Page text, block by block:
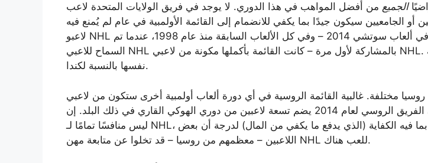
الجميع من أفضل المواهب في هذا الدوري. لا يوجد في فريق الولايات المتحدة لاعب
أو الجامعيين سيكون جيدًا بما يكفي للانضمام إلى القائمة الأولمبية في عام لم يُمنع فيه
لاعبو NHL من المشاركة. في ألعاب سوتشي 2014 – وفي كل الألعاب السابقة منذ عام 1998، عندما تم
السماح للاعبي NHL بالمشاركة لأول مرة – كانت القائمة بأكملها مكونة من لاعبي NHL. وكانت القصة
نفسها بالنسبة لكندا.
روسيا مختلفة. غالبية القائمة الروسية في أي دورة ألعاب أولمبية أخرى ستكون من لاعبي NHL، ولكن ليس
جميعهم. كان الفريق الروسي لعام 2014 يضم تسعة لاعبين من دوري الهوكي القاري في ذلك البلد. إن KHL
ليس منافسًا تمامًا لـ NHL، لكنه دوري جيد بما فيه الكفاية (الذي يدفع ما يكفي من المال) لدرجة أن بعض
اللاعبين – معظمهم من روسيا – قد تخلوا عن متابعة مهن NHL للعب هناك.